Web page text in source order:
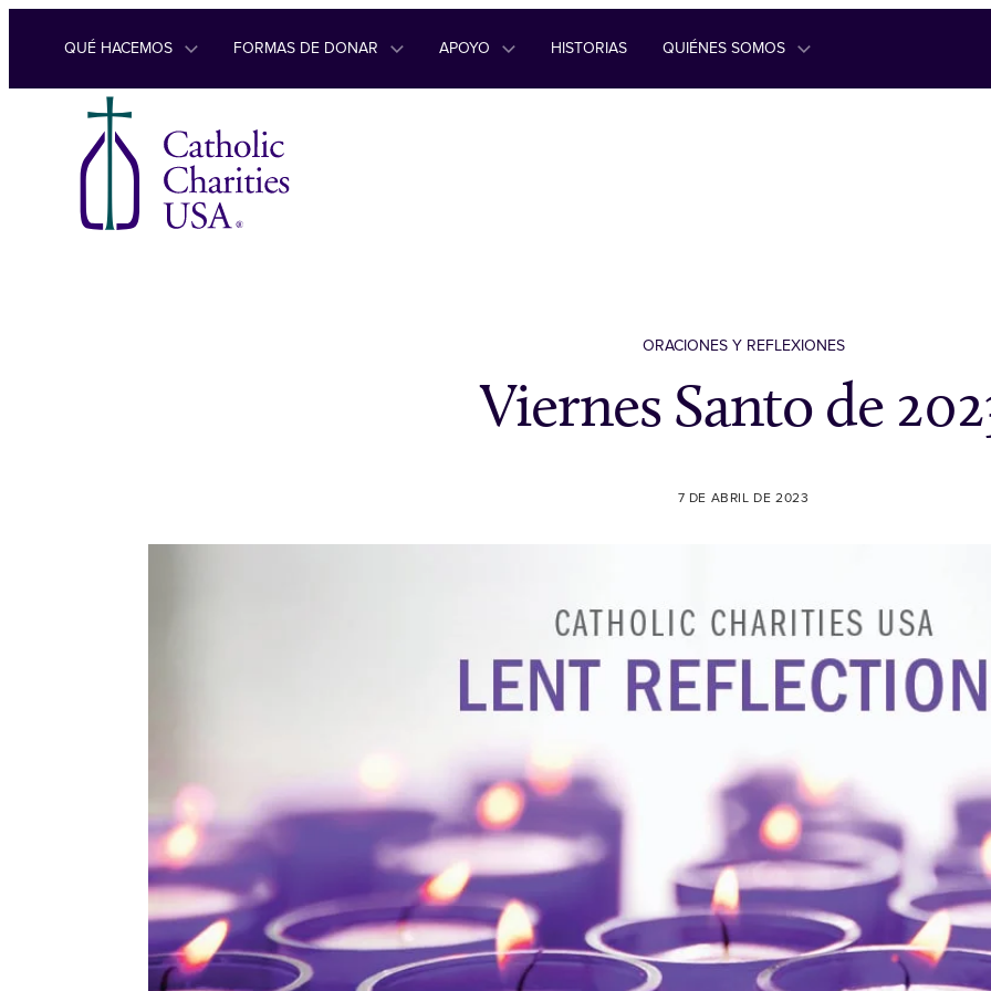
Ir al contenido
QUÉ HACEMOS FORMAS DE DONAR APOYO HISTORIAS QUIÉNES SOMOS
ORACIONES Y REFLEXIONES
Viernes Santo de
7 DE ABRIL DE 2023